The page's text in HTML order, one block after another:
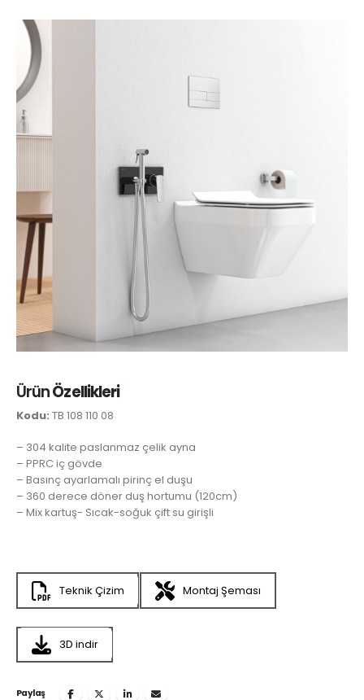
ÜrünÖzellikleri
Kodu: TB 108 110 08
– 304 kalite paslanmaz çelik ayna
– PPRC iç gövde
– Basınç ayarlamalı pirinç el duşu
– 360 derece döner duş hortumu (120cm)
– Mix kartuş- Sıcak-soğuk çift su girişli
Teknik Çizim Montaj Şeması
3D indir
Paylaş